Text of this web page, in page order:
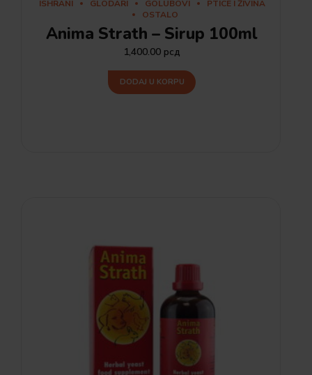
ISHRANI
GLODARI GOLUBOVI
PTICE I ŽIVINA
OSTALO
Anima Strath – Sirup 100ml
1,400.00 рсд
DODAJ U KORPU